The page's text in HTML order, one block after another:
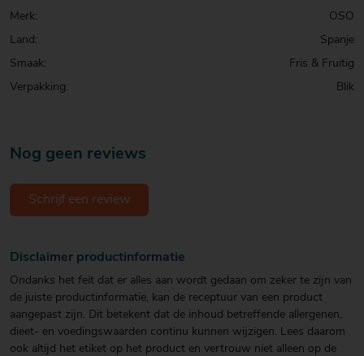
Nog geen reviews
Schrijf een review
Merk:
OSO
Land:
Spanje
Smaak:
Fris & Fruitig
Verpakking:
Blik
Disclaimer productinformatie
Ondanks het feit dat er alles aan wordt gedaan om zeker te zijn van
de juiste productinformatie, kan de receptuur van een product
aangepast zijn. Dit betekent dat de inhoud betreffende allergenen,
dieet- en voedingswaarden continu kunnen wijzigen. Lees daarom
ook altijd het etiket op het product en vertrouw niet alleen op de